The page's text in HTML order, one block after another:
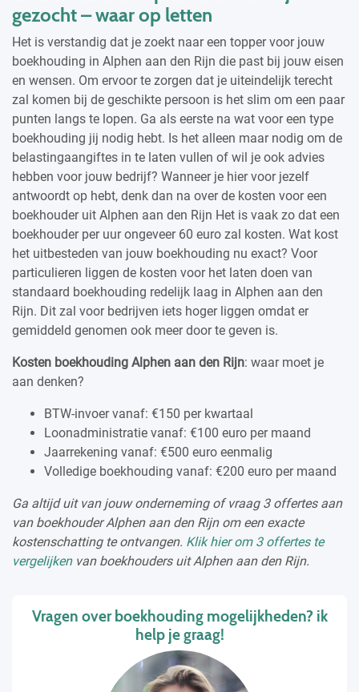
gezocht – waar op letten
Het is verstandig dat je zoekt naar een topper voor jouw
boekhouding in Alphen aan den Rijn die past bij jouw eisen
en wensen. Om ervoor te zorgen dat je uiteindelijk terecht
zal komen bij de geschikte persoon is het slim om een paar
punten langs te lopen. Ga als eerste na wat voor een type
boekhouding jij nodig hebt. Is het alleen maar nodig om de
belastingaangiftes in te laten vullen of wil je ook advies
hebben voor jouw bedrijf? Wanneer je hier voor jezelf
antwoordt op hebt, denk dan na over de kosten voor een
boekhouder uit Alphen aan den Rijn Het is vaak zo dat een
boekhouder per uur ongeveer 60 euro zal kosten. Wat kost
het uitbesteden van jouw boekhouding nu exact? Voor
particulieren liggen de kosten voor het laten doen van
standaard boekhouding redelijk laag in Alphen aan den
Rijn. Dit zal voor bedrijven iets hoger liggen omdat er
gemiddeld genomen ook meer door te geven is.
Kosten boekhouding Alphen aan den Rijn: waar moet je
aan denken?
BTW-invoer vanaf: €150 per kwartaal
Loonadministratie vanaf: €100 euro per maand
Jaarrekening vanaf: €500 euro eenmalig
Volledige boekhouding vanaf: €200 euro per maand
Ga altijd uit van jouw onderneming of vraag 3 offertes aan
van boekhouder Alphen aan den Rijn om een exacte
kostenschatting te ontvangen. Klik hier om 3 offertes te
vergelijkenvan boekhouders uit Alphen aan den Rijn.
Vragen over boekhouding mogelijkheden? ik
help je graag!